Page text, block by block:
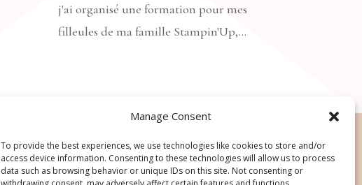
Manage Consent
To provide the best experiences, we use technologies like cookies to store and/or
access device information. Consenting to these technologies will allow us to process
data such as browsing behavior or unique IDs on this site. Not consenting or
j'ai organisé une formation pour mes
filleules de ma famille Stampin'Up,...